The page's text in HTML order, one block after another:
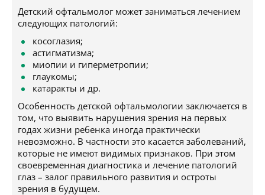
Детский офтальмолог может заниматься лечением
следующих патологий:
косоглазия;
астигматизма;
миопии и гиперметропии;
глаукомы;
катаракты и др.
Особенность детской офтальмологии заключается в
том, что выявить нарушения зрения на первых
годах жизни ребенка иногда практически
невозможно. В частности это касается заболеваний,
которые не имеют видимых признаков. При этом
своевременная диагностика и лечение патологий
глаз – залог правильного развития и остроты
зрения в будущем.